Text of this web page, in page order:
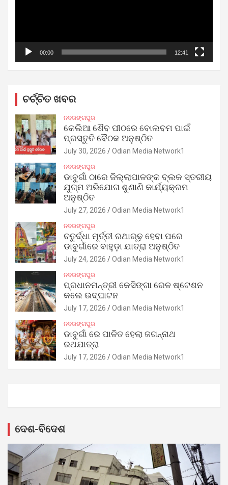
00:00 12:41
ଚର୍ଚ୍ଚିତ ଖବର
ନବରଙ୍ଗପୁର
କେଲିଆ ଶୈବ ପୀଠରେ ବୋଲବମ ପାଇଁ
ପ୍ରସ୍ତୁତି ବୈଠକ ଅନୁଷ୍ଠିତ
July 30, 2026 Odian Media Network1
ନବରଙ୍ଗପୁର
ଡାବୁଗାଁ ଠାରେ ଜିଲ୍ଲାପାଳଙ୍କ ବ୍ଲକ ସ୍ତରୀୟ
ଯୁଗ୍ମ ଅଭିଯୋଗ ଶୁଣାଣି କାର୍ଯ୍ୟକ୍ରମ
ଅନୁଷ୍ଠିତ
July 27, 2026 Odian Media Network1
ନବରଙ୍ଗପୁର
ଚତୁର୍ଦ୍ଧା ମୂର୍ତ୍ତୀ ରଥାରୂଢ଼ ହେବା ପରେ
ଡାବୁଗାଁରେ ବାହୁଡ଼ା ଯାତ୍ରା ଅନୁଷ୍ଠିତ
July 24, 2026 Odian Media Network1
ନବରଙ୍ଗପୁର
ପ୍ରଧାନମନ୍ତ୍ରୀ କେସିଙ୍ଗା ରେଳ ଷ୍ଟେଶନ
କଲେ ଉଦ୍‌ଘାଟନ
July 17, 2026 Odian Media Network1
ନବରଙ୍ଗପୁର
ଡାବୁଗାଁ ରେ ପାଳିତ ହେଲା ଜଗନ୍ନାଥ
ରଥଯାତ୍ରା
July 17, 2026 Odian Media Network1
ଦେଶ-ବିଦେଶ